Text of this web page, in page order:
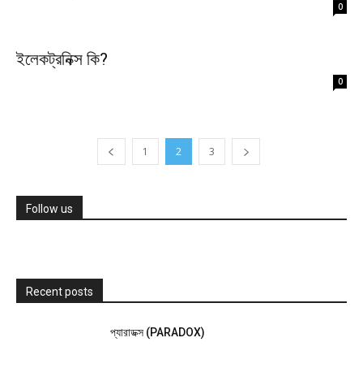
0
ইলেকট্রনিক্স কি?
0
1 2 3
Follow us
Recent posts
প্যারাডক্স (PARADOX)